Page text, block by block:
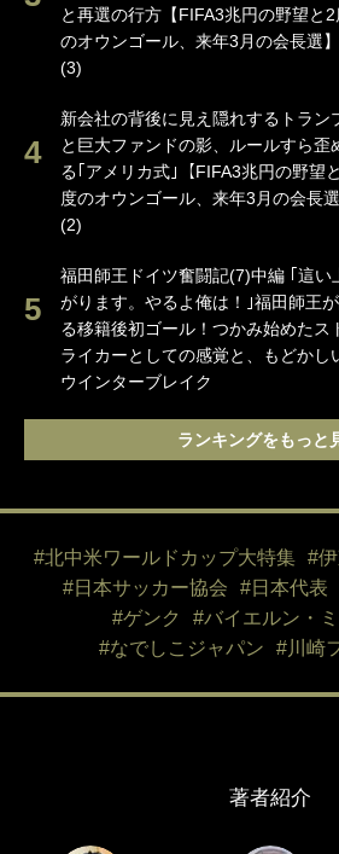
と再選の行方【FIFA3兆円の野望と2
のオウンゴール、来年3月の会長選】
(3)
新会社の背後に見え隠れするトラン
と巨大ファンドの影、ルールすら歪
る｢アメリカ式｣【FIFA3兆円の野望
度のオウンゴール、来年3月の会長選
(2)
福田師王ドイツ奮闘記(7)中編 ｢這い
がります。やるよ俺は！｣福田師王
る移籍後初ゴール！つかみ始めたス
ライカーとしての感覚と、もどかし
ウインターブレイク
ランキングをもっと
#北中米ワールドカップ大特集 #
#日本サッカー協会
#日本代表
#ゲンク
#バイエルン・
#なでしこジャパン
#川崎
著者紹介